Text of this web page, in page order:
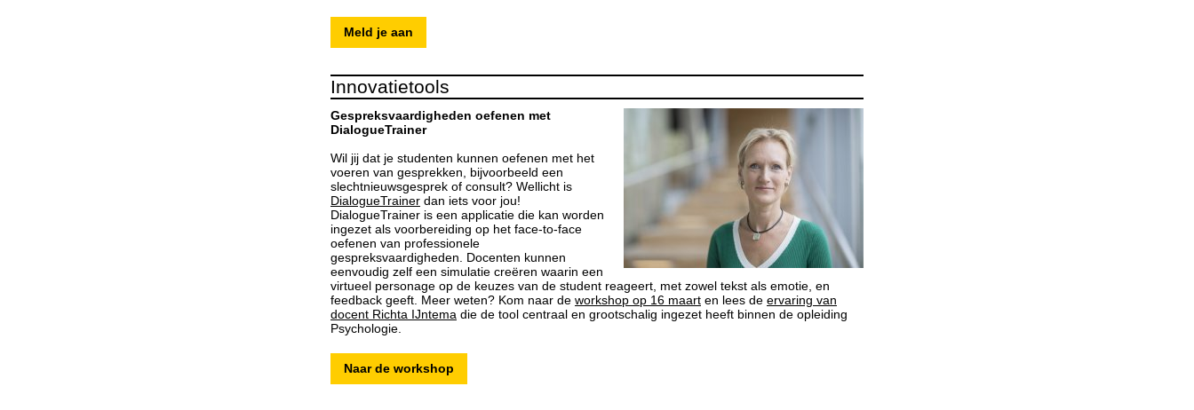
Meld je aan
Innovatietools
Gespreksvaardigheden oefenen met
DialogueTrainer
Wil jij dat je studenten kunnen oefenen met het
voeren van gesprekken, bijvoorbeeld een
slechtnieuwsgesprek of consult? Wellicht is
DialogueTrainer dan iets voor jou!
DialogueTrainer is een applicatie die kan worden
ingezet als voorbereiding op het face-to-face
oefenen van professionele
gespreksvaardigheden. Docenten kunnen
eenvoudig zelf een simulatie creëren waarin een
virtueel personage op de keuzes van de student reageert, met zowel tekst als emotie, en
feedback geeft. Meer weten? Kom naar de workshop op 16 maart en lees de ervaring van
docent Richta IJntema die de tool centraal en grootschalig ingezet heeft binnen de opleiding
Psychologie.
Naar de workshop